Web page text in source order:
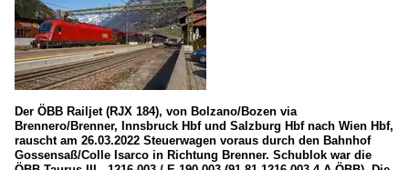
Der ÖBB Railjet (RJX 184), von Bolzano/Bozen via
Brennero/Brenner, Innsbruck Hbf und Salzburg Hbf nach Wien Hbf,
rauscht am 26.03.2022 Steuerwagen voraus durch den Bahnhof
Gossensaß/Colle Isarco in Richtung Brenner. Schublok war die